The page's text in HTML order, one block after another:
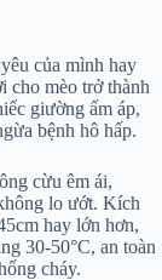
của mình hay
cho mèo trở thành
giường ấm áp,
bệnh hô hấp.
cừu êm ái,
lo ướt. Kích
hay lớn hơn,
30-50°C, an toàn
cháy.